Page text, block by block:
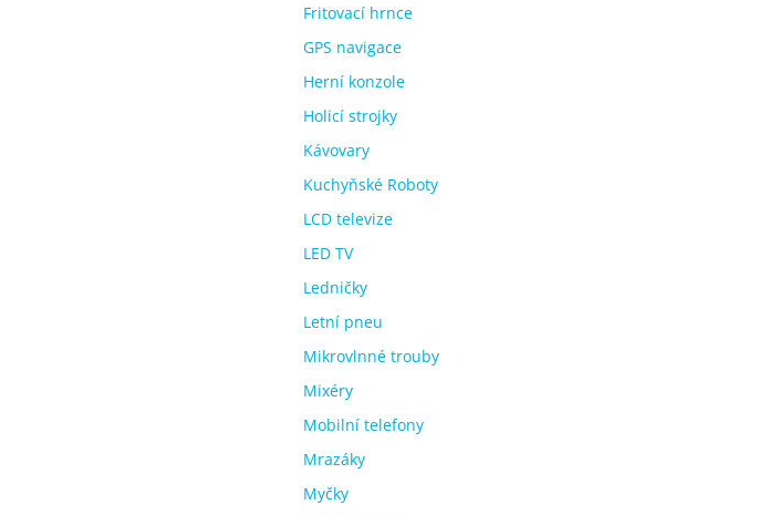
Fritovací hrnce
GPS navigace
Herní konzole
Holicí strojky
Kávovary
Kuchyňské Roboty
LCD televize
LED TV
Ledničky
Letní pneu
Mikrovlnné trouby
Mixéry
Mobilní telefony
Mrazáky
Myčky